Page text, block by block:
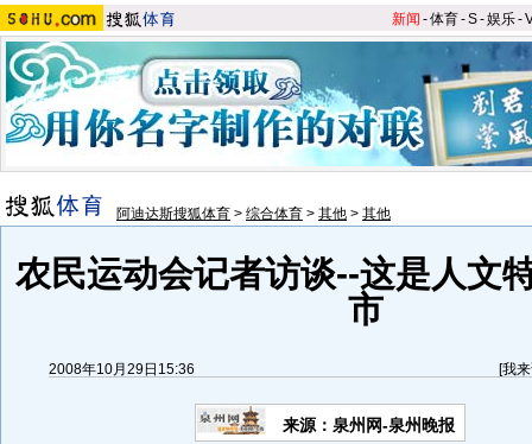
新闻 -体育-S-娱乐-
阿迪达斯搜狐体育 > 综合体育 > 其他 > 其他
农民运动会记者访谈--这是人文
市
2008年10月29日15:36 [我
来源：泉州网-泉州晚报